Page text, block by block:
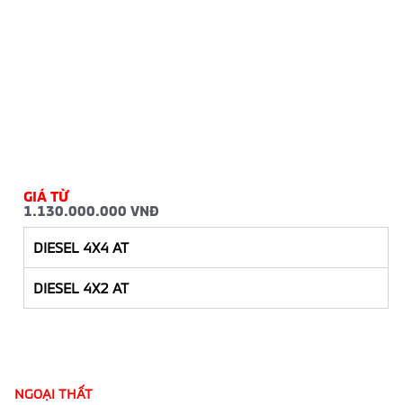
GIÁ TỪ
1.130.000.000 VNĐ
DIESEL 4X4 AT
DIESEL 4X2 AT
NGOẠI THẤT